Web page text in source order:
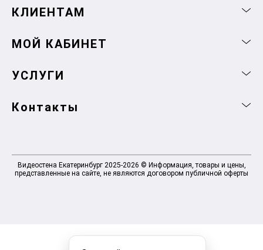
КЛИЕНТАМ
МОЙ КАБИНЕТ
УСЛУГИ
Контакты
Видеостена Екатеринбург 2025-2026 © Информация, товары и цены,
представленные на сайте, не являются договором публичной оферты